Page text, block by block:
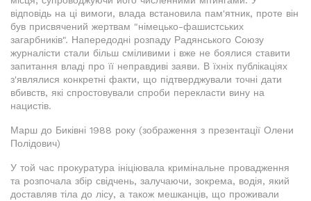
відповідь на ці вимоги, влада встановила пам'ятник, проте він
був присвячений жертвам "німецько-фашистських
загарбників". Напередодні розпаду Радянського Союзу
журналісти стали більш сміливими і вже не боялися ставити
запитання владі про її неправдиві заяви. В їхніх публікаціях
з'являлися конкретні факти, що підтверджували точні дати
вбивств, які спростовували спроби перекласти вину на
нацистів.
Марш до Биківні 1988 року (зображення з презентації Олени
Полідович)
У той час прокуратура ініціювала кримінальне провадження
та розпочала збір свідчень, залучаючи, зокрема, водія, який
доставляв тіла до лісу, а також мешканців, що проживали